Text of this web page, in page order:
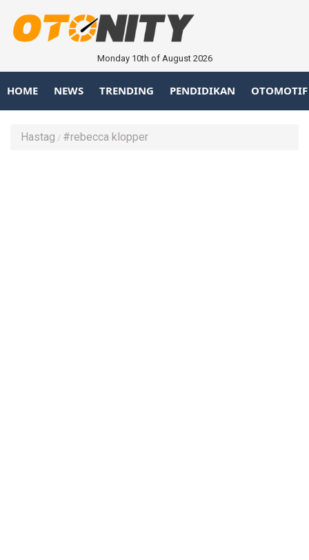
Monday 10th of August 2026
HOME NEWS TRENDING PENDIDIKAN OTOMOTIF
Hastag #rebecca klopper